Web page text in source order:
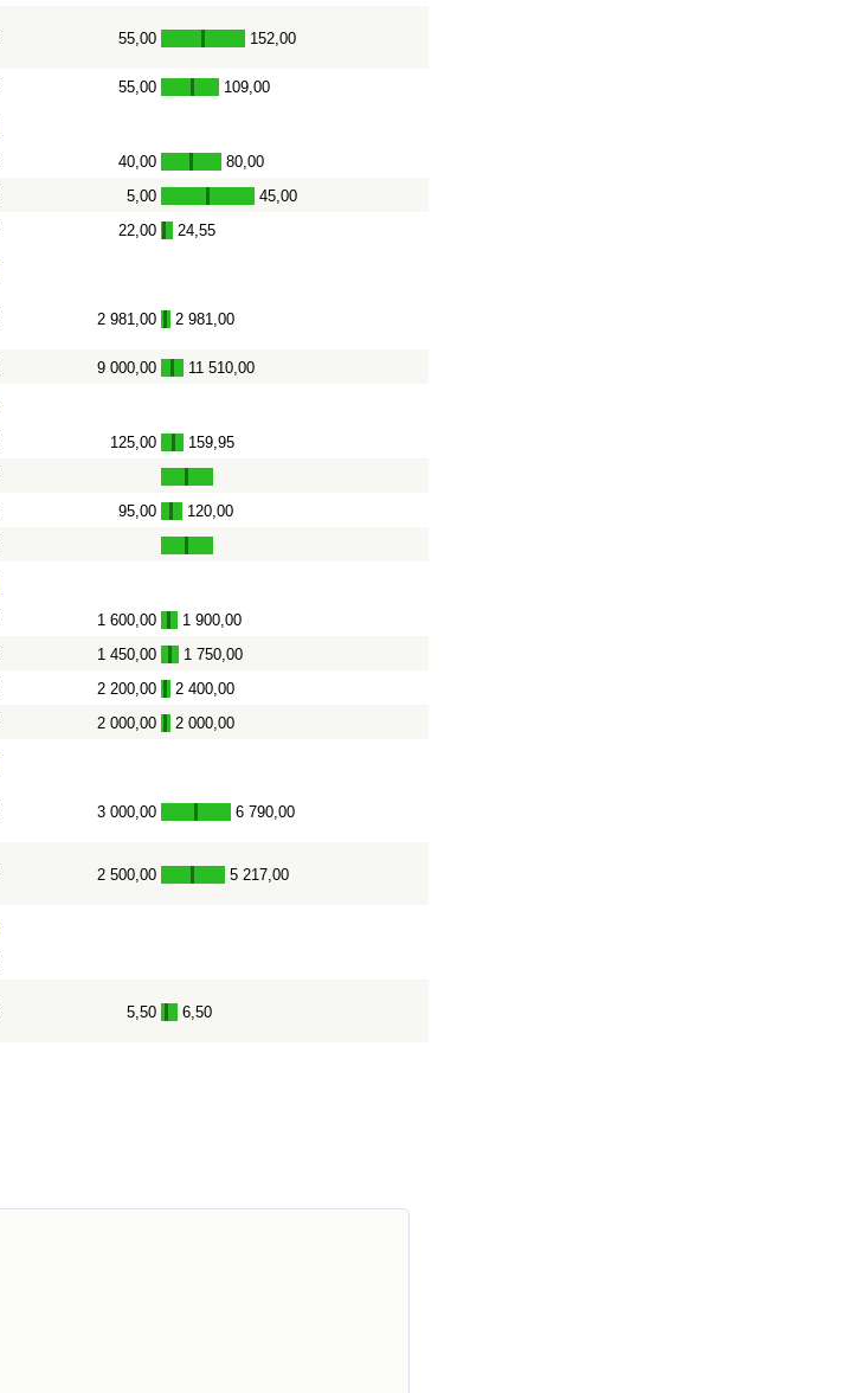
55,00 - 152,00
55,00 - 109,00
40,00 - 80,00
5,00 - 45,00
22,00 - 24,55
2 981,00 - 2 981,00
9 000,00 - 11 510,00
125,00 - 159,95
95,00 - 120,00
1 600,00 - 1 900,00
1 450,00 - 1 750,00
2 200,00 - 2 400,00
2 000,00 - 2 000,00
3 000,00 - 6 790,00
2 500,00 - 5 217,00
5,50 - 6,50